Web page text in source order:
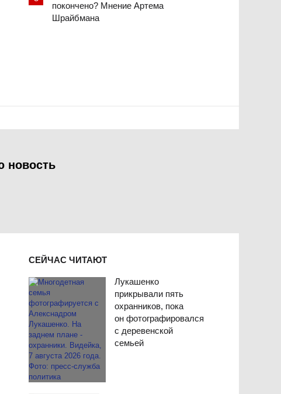
покончено? Мнение Артема
Шрайбмана
новость